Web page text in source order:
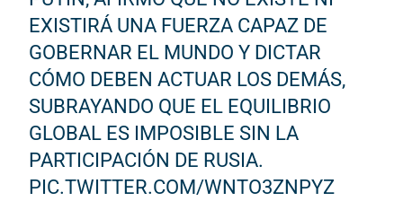
EXISTIRÁ UNA FUERZA CAPAZ DE
GOBERNAR EL MUNDO Y DICTAR
CÓMO DEBEN ACTUAR LOS DEMÁS,
SUBRAYANDO QUE EL EQUILIBRIO
GLOBAL ES IMPOSIBLE SIN LA
PARTICIPACIÓN DE RUSIA.
PIC.TWITTER.COM/WNTO3ZNPYZ